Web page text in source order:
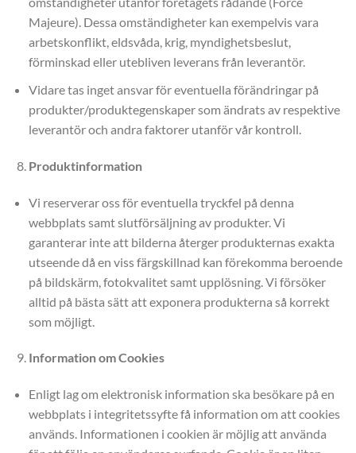
Majeure). Dessa omständigheter kan exempelvis vara
arbetskonflikt, eldsvåda, krig, myndighetsbeslut,
förminskad eller utebliven leverans från leverantör.
Vidare tas inget ansvar för eventuella förändringar på
produkter/produktegenskaper som ändrats av respektive
leverantör och andra faktorer utanför vår kontroll.
Produktinformation
Vi reserverar oss för eventuella tryckfel på denna
webbplats samt slutförsäljning av produkter. Vi
garanterar inte att bilderna återger produkternas exakta
utseende då en viss färgskillnad kan förekomma beroende
på bildskärm, fotokvalitet samt upplösning. Vi försöker
alltid på bästa sätt att exponera produkterna så korrekt
som möjligt.
Information om Cookies
Enligt lag om elektronisk information ska besökare på en
webbplats i integritetssyfte få information om att cookies
används. Informationen i cookien är möjlig att använda